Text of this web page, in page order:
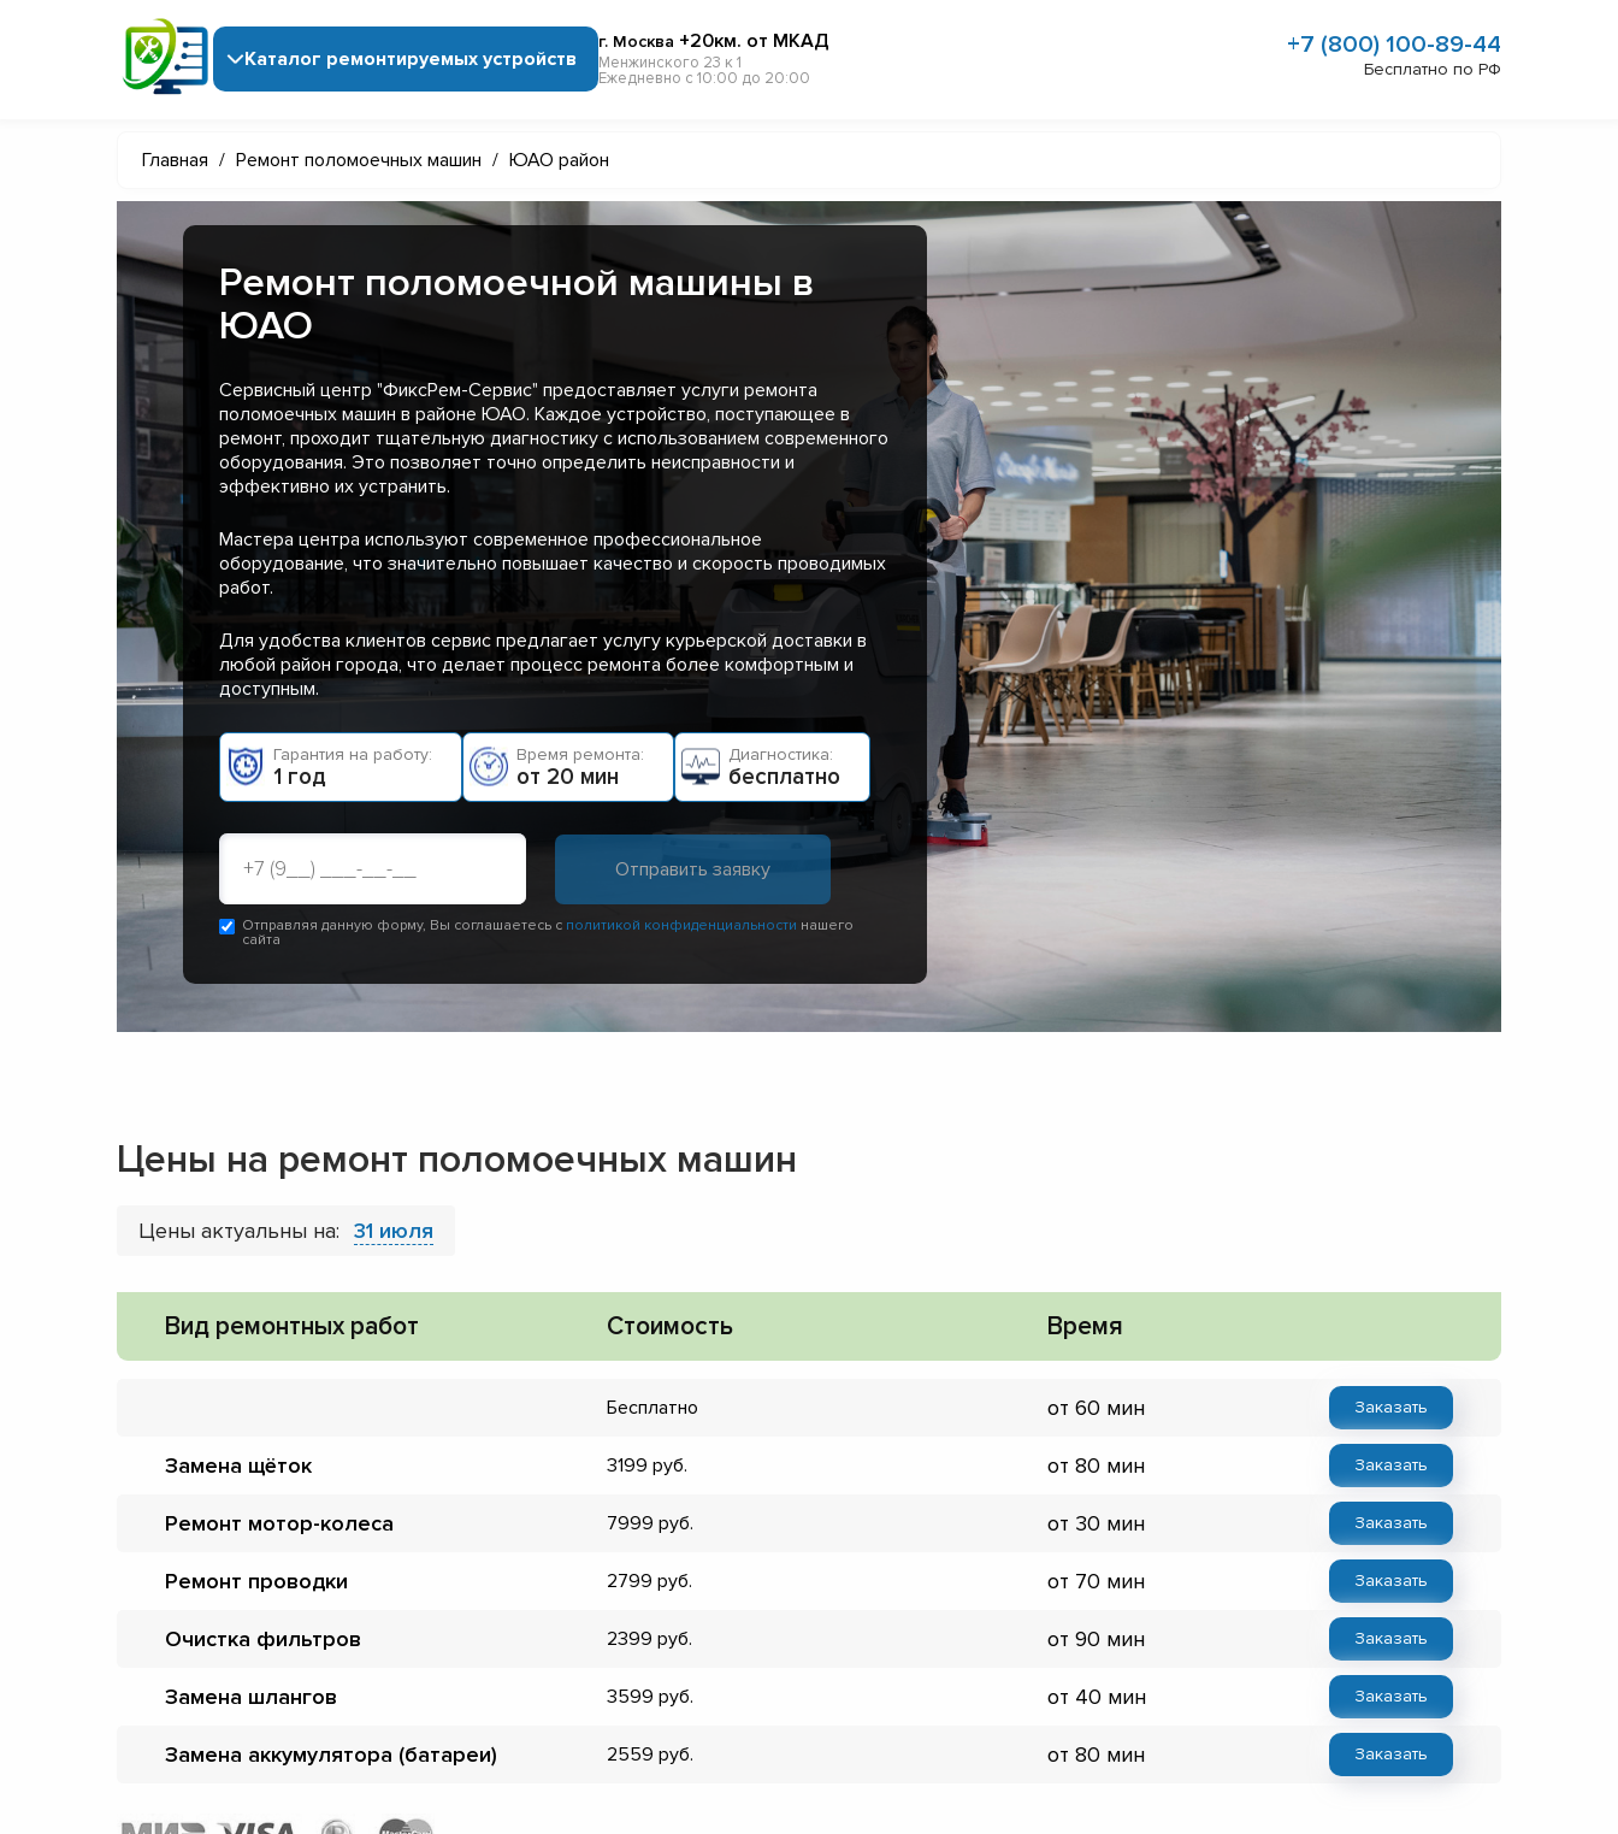
Каталог ремонтируемых устройств
г. Москва +20км. от МКАД
Менжинского 23 к 1
Ежедневно с 10:00 до 20:00
+7 (800) 100-89-44
Бесплатно по РФ
Главная / Ремонт поломоечных машин / ЮАО район
Ремонт поломоечной машины в
ЮАО
Сервисный центр "ФиксРем-Сервис" предоставляет услуги ремонта
поломоечных машин в районе ЮАО. Каждое устройство, поступающее в
ремонт, проходит тщательную диагностику с использованием современного
оборудования. Это позволяет точно определить неисправности и
эффективно их устранить.
Мастера центра используют современное профессиональное
оборудование, что значительно повышает качество и скорость проводимых
работ.
Для удобства клиентов сервис предлагает услугу курьерской доставки в
любой район города, что делает процесс ремонта более комфортным и
доступным.
Гарантия на работу:
1 год
Время ремонта:
от 20 мин
Диагностика:
бесплатно
Отправляя данную форму, Вы соглашаетесь с политикой конфиденциальности нашего
сайта
Цены на ремонт поломоечных машин
Цены актуальны на: 31 июля
Вид ремонтных работ Стоимость Время
Бесплатно от 60 мин Заказать
Замена щёток 3199 от 80 мин Заказать
Ремонт мотор-колеса 7999 от 30 мин Заказать
Ремонт проводки 2799 от 70 мин Заказать
Очистка фильтров 2399 от 90 мин Заказать
Замена шлангов 3599 от 40 мин Заказать
Замена аккумулятора (батареи) 2559 от 80 мин Заказать